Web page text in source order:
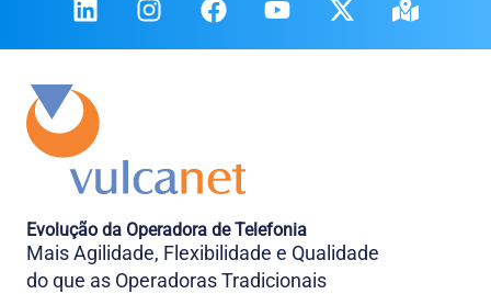
Evolução da Operadora de Telefonia
Mais Agilidade, Flexibilidade e Qualidade
do que as Operadoras Tradicionais